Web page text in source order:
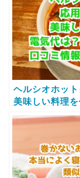
ヘルシオホッ
美味しい料理
すすめ商品や
す！